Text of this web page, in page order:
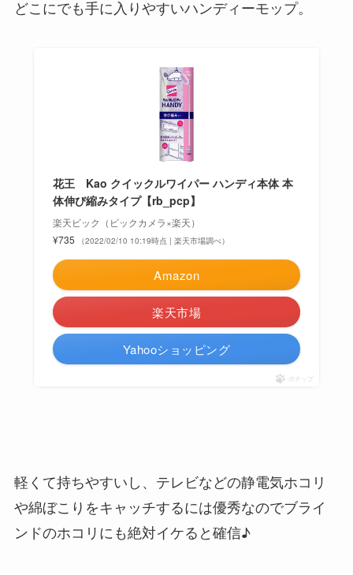
どこにでも手に入りやすいハンディーモップ。
花王 Kao クイックルワイパー ハンディ本体 本
体伸び縮みタイプ【rb_pcp】
楽天ビック（ビックカメラ×楽天）
¥735
（2022/02/10 10:19時点 | 楽天市場調べ）
Amazon
楽天市場
Yahooショッピング
ポチップ
軽くて持ちやすいし、テレビなどの静電気ホコリ
や綿ぼこりをキャッチするには優秀なのでブライ
ンドのホコリにも絶対イケると確信♪